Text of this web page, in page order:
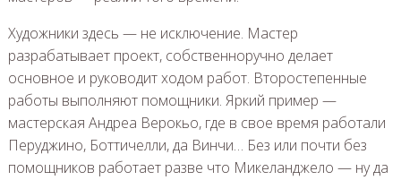
Художники здесь — не исключение. Мастер
разрабатывает проект, собственноручно делает
основное и руководит ходом работ. Второстепенные
работы выполняют помощники. Яркий пример —
мастерская Андреа Верокьо, где в свое время работали
Перуджино, Боттичелли, да Винчи… Без или почти без
помощников работает разве что Микеланджело — ну да